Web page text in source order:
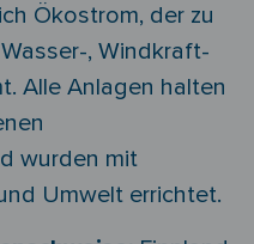
Ökostrom, der zu
, Windkraft-
Alle Anlagen halten
wurden mit
Umwelt errichtet.